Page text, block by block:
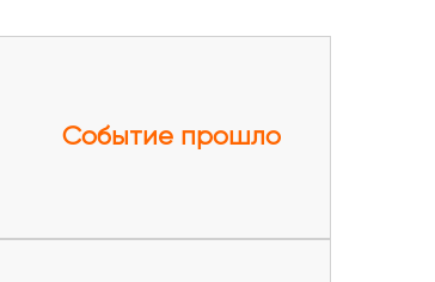
Событие прошло